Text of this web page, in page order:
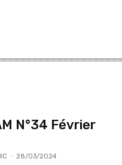
N°34 Février
- 28/03/2024